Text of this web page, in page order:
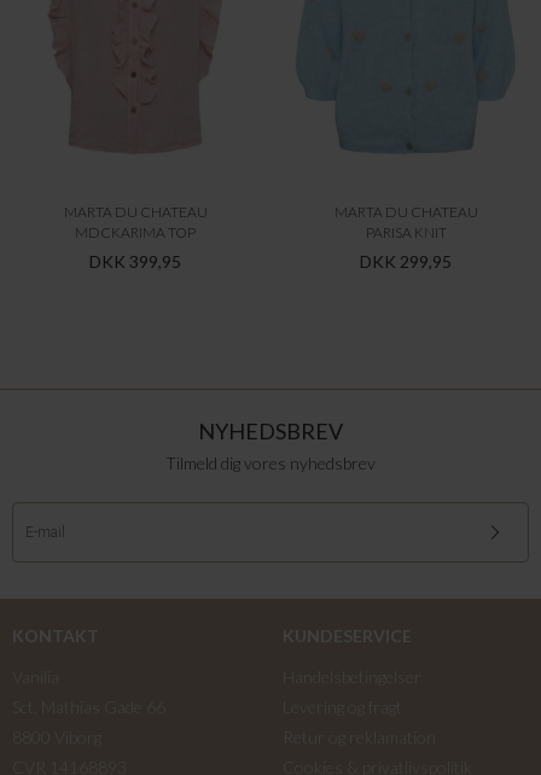
MARTA DU CHATEAU
MDCKARIMA TOP
DKK 399,95
MARTA DU CHATEAU
PARISA KNIT
DKK 299,95
NYHEDSBREV
Tilmeld dig vores nyhedsbrev
KONTAKT
KUNDESERVICE